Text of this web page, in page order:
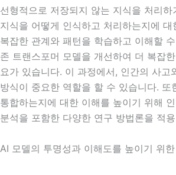
선형적으로 저장되지 않는 지식을 처리
지식을 어떻게 인식하고 처리하는지에
복잡한 관계와 패턴을 학습하고 이해할
존 트랜스포머 모델을 개선하여 더 복잡
요가 있습니다. 이 과정에서, 인간의 사
방식이 중요한 역할을 할 수 있습니다.
통합하는지에 대한 이해를 높이기 위해
분석을 포함한 다양한 연구 방법론을 적
AI 모델의 투명성과 이해도를 높이기 위